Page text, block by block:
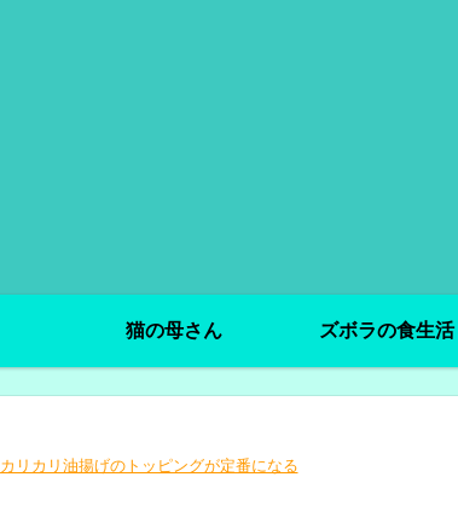
猫の母さん ズボラの食生活
カリカリ油揚げのトッピングが定番になる